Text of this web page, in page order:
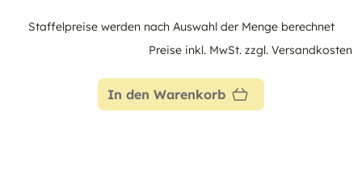
Staffelpreise werden nach Auswahl der Menge berechnet
Preise inkl. MwSt. zzgl. Versandkosten
In den Warenkorb